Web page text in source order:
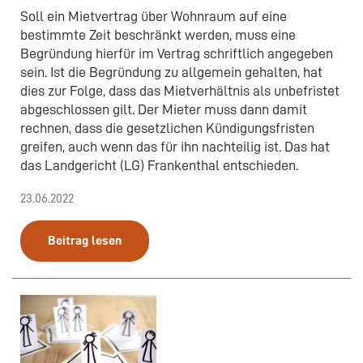
Soll ein Mietvertrag über Wohnraum auf eine
bestimmte Zeit beschränkt werden, muss eine
Begründung hierfür im Vertrag schriftlich angegeben
sein. Ist die Begründung zu allgemein gehalten, hat
dies zur Folge, dass das Mietverhältnis als unbefristet
abgeschlossen gilt. Der Mieter muss dann damit
rechnen, dass die gesetzlichen Kündigungsfristen
greifen, auch wenn das für ihn nachteilig ist. Das hat
das Landgericht (LG) Frankenthal entschieden.
23.06.2022
Beitrag lesen